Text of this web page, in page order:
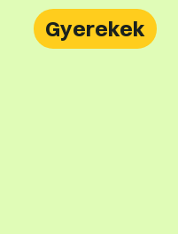
Gyerekek